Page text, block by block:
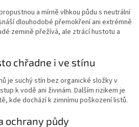
a mírně vlhkou půdu s neutrální
dlouhodobé přemokření ani extrémně
zemině přežívá, ale ztrácí hustotu a
chřadne i ve stínu
je suchý stín bez organické složky v
k vodě ani živinám. Dalším rizikem je
kde dochází k zimnímu poškození listů.
ochrany půdy